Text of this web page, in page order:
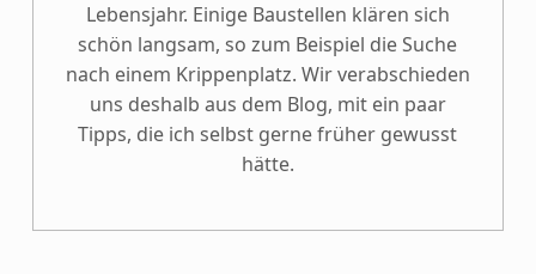
Lebensjahr. Einige Baustellen klären sich
schön langsam, so zum Beispiel die Suche
nach einem Krippenplatz. Wir verabschieden
uns deshalb aus dem Blog, mit ein paar
Tipps, die ich selbst gerne früher gewusst
hätte.